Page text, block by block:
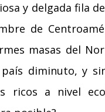
y delgada fila
de
masas del
diminuto, y
ricos a nivel